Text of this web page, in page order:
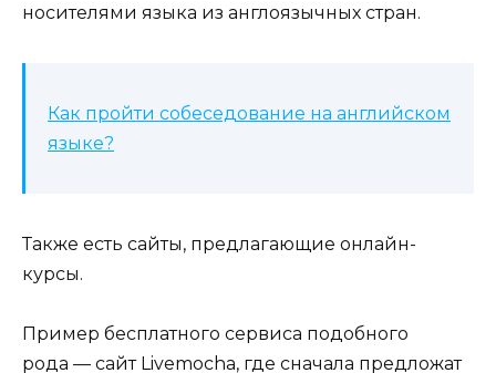
носителями языка из англоязычных стран.
Как пройти собеседование на английском
языке?
Также есть сайты, предлагающие онлайн-
курсы.
Пример бесплатного сервиса подобного
рода — сайт Livemocha, где сначала предложат